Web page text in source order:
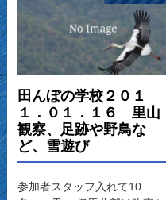
田んぼの学校２０１
１．０１．１６ 里山
観察、足跡や野鳥な
ど、雪遊び
参加者スタッフ入れて10